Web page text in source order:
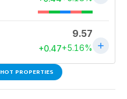
HOT PROPERTIES